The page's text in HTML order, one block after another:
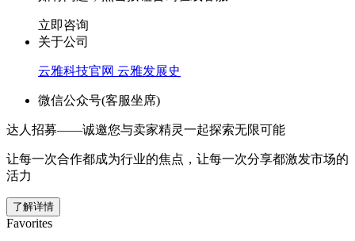
立即咨询
关于公司
云雅科技官网 云雅发展史
微信公众号(客服坐席)
达人招募——诚邀您与卖家精灵一起探索无限可能
让每一次合作都成为行业的焦点，让每一次分享都激发市场的
活力
了解详情
Favorites